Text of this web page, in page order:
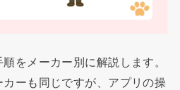
をメーカー別に解説します。
ーも同じですが、アプリの操